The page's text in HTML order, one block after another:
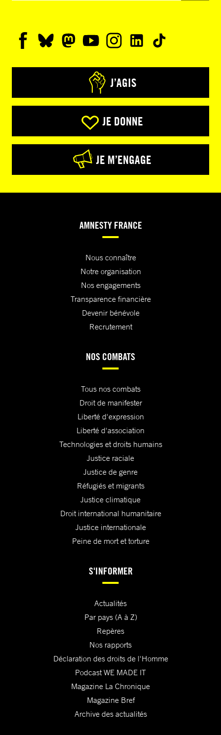
J’AGIS
JE DONNE
JE M’ENGAGE
AMNESTY FRANCE
Nous connaître
Notre organisation
Nos engagements
Transparence financière
Devenir bénévole
Recrutement
NOS COMBATS
Tous nos combats
Droit de manifester
Liberté d'expression
Liberté d'association
Technologies et droits humains
Justice raciale
Justice de genre
Réfugiés et migrants
Justice climatique
Droit international humanitaire
Justice internationale
Peine de mort et torture
S'INFORMER
Actualités
Par pays (A à Z)
Repères
Nos rapports
Déclaration des droits de l'Homme
Podcast WE MADE IT
Magazine La Chronique
Magazine Bref
Archive des actualités